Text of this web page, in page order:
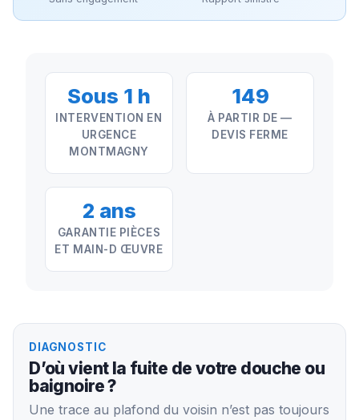
Sous 1 h
INTERVENTION EN
URGENCE
MONTMAGNY
149
À PARTIR DE —
DEVIS FERME
2 ans
GARANTIE PIÈCES
ET MAIN-D ŒUVRE
DIAGNOSTIC
D’où vient la fuite de votre douche ou
baignoire ?
Une trace au plafond du voisin n’est pas toujours